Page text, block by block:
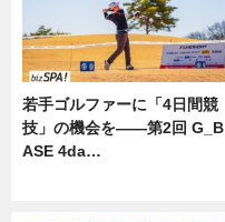
若手ゴルファーに「4日間競
技」の機会を——第2回 G_B
ASE 4da…